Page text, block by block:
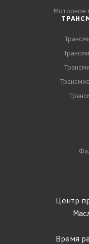
Моторное
Центр
Время